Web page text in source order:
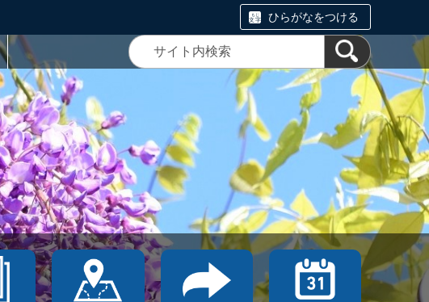
ひらがなをつける